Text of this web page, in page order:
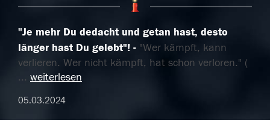
"Je mehr Du dedacht und getan hast, desto
länger hast Du gelebt"!
"Wer kämpft, kann
verlieren. Wer nicht kämpft, hat schon verloren." (
... weiterlesen
05.03.2024